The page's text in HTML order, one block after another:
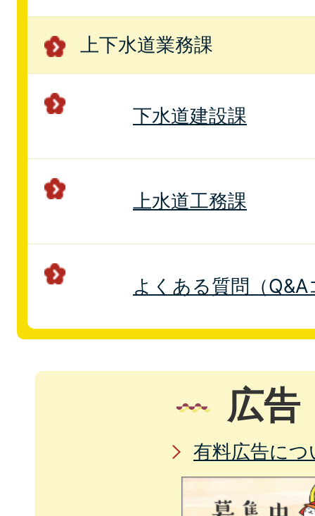
上下水道業務課
下水道建設課
上水道工務課
よくある質問（
広告
有料広告につ